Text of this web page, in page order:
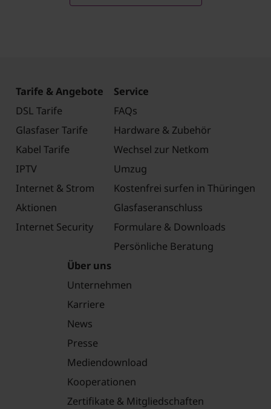
Tarife & Angebote
DSL Tarife
Glasfaser Tarife
Kabel Tarife
IPTV
Internet & Strom
Aktionen
Internet Security
Service
FAQs
Hardware & Zubehör
Wechsel zur Netkom
Umzug
Kostenfrei surfen in Thüringen
Glasfaseranschluss
Formulare & Downloads
Persönliche Beratung
Über uns
Unternehmen
Karriere
News
Presse
Mediendownload
Kooperationen
Zertifikate & Mitgliedschaften